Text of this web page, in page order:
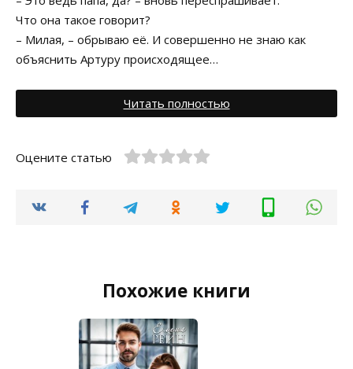
Что она такое говорит?
– Милая, – обрываю её. И совершенно не знаю как
объяснить Артуру происходящее…
Читать полностью
Оцените статью
Похожие книги